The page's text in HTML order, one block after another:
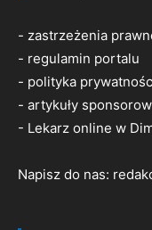
- zastrzeżenia
- regulamin portalu
- polityka
- artykuły
- Lekarz online w
Napisz do nas: